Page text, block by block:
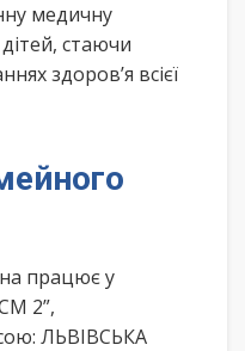
медичну
стаючи
здоров’я всієї
працює у
2”,
ЛЬВІВСЬКА